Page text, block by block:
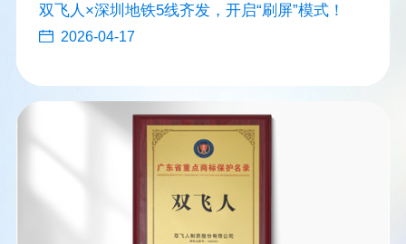
双飞人×深圳地铁5线齐发，开启“刷屏”模式！
2026-04-17